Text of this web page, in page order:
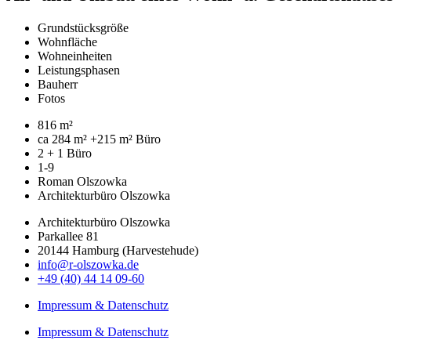
Grundstücksgröße
Wohnfläche
Wohneinheiten
Leistungsphasen
Bauherr
Fotos
816 m²
ca 284 m² +215 m² Büro
2 + 1 Büro
1-9
Roman Olszowka
Architekturbüro Olszowka
Architekturbüro Olszowka
Parkallee 81
20144 Hamburg (Harvestehude)
info@r-olszowka.de
+49 (40) 44 14 09-60
Impressum & Datenschutz
Impressum & Datenschutz